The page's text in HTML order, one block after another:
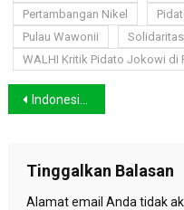
Pertambangan Nikel
Pulau Wawonii
WALHI Kritik Pidato Jokowi di
Navigasi
Indonesia Tegaskan Peran Penting ASEAN dalam Mengatasi Perubahan Iklim Global di Pertemuan AWG-FCC Ke-20
Tinggalkan Balasan
Alamat email Anda tidak